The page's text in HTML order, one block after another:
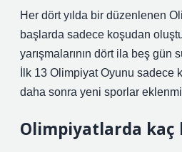
Her dört yılda bir düzenlenen
başlarda sadece koşudan
yarışmalarının dört ila beş gün
İlk 13 Olimpiyat Oyunu sadece
daha sonra yeni sporlar
Olimpiyatlarda kaç